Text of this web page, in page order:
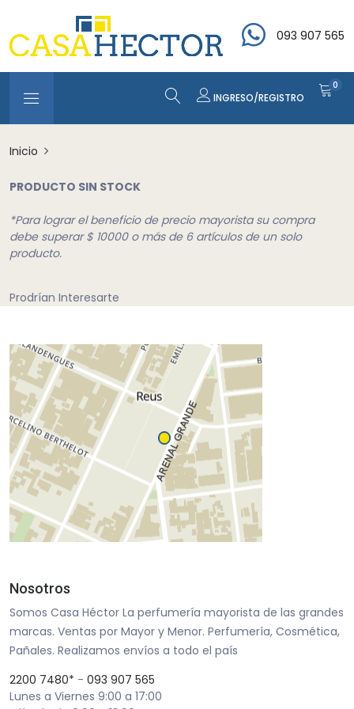
093 907 565
INGRESO/REGISTRO
0
Inicio
PRODUCTO SIN STOCK
*Para lograr el beneficio de precio mayorista su compra
debe superar $ 10000 o más de 6 artículos de un solo
producto.
Prodrían Interesarte
Nosotros
Somos Casa Héctor La perfumería mayorista de las grandes
marcas. Ventas por Mayor y Menor. Perfumería, Cosmética,
Pañales. Realizamos envíos a todo el país
2200 7480* - 093 907 565
Lunes a Viernes 9:00 a 17:00